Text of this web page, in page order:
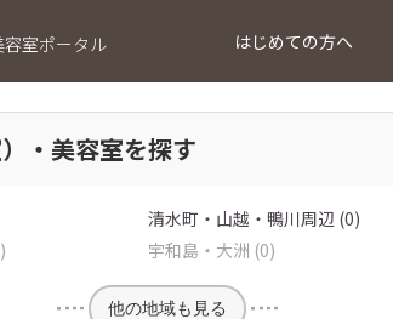
室ポータル はじめての方へ
・美容室を探す
清水町・山越・鴨川周辺 (0)
宇和島・大洲 (0)
他の地域も見る